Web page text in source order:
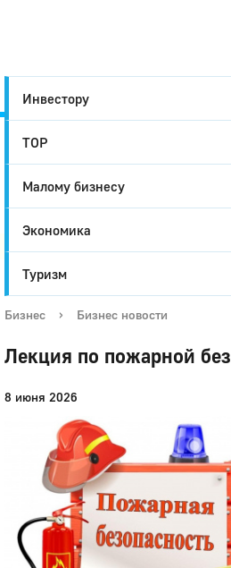
Город
Глазов
Инвестору
ТОР
Малому бизнесу
Экономика
Туризм
Бизнес › Бизнес новости
Лекция по пожарной
8 июня 2026